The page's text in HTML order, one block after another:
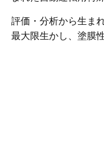
評価・分析から生ま
最大限生かし、塗膜